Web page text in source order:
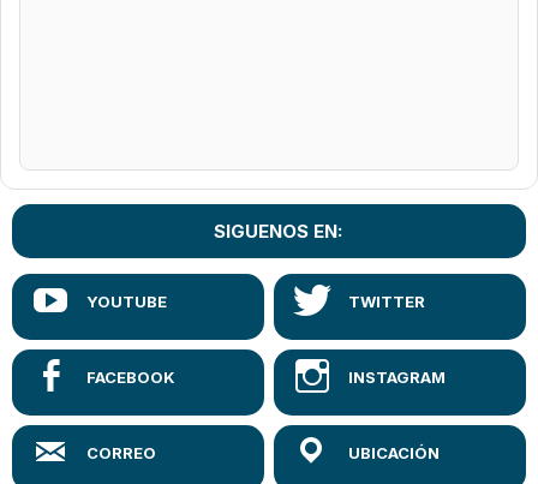
SIGUENOS EN: